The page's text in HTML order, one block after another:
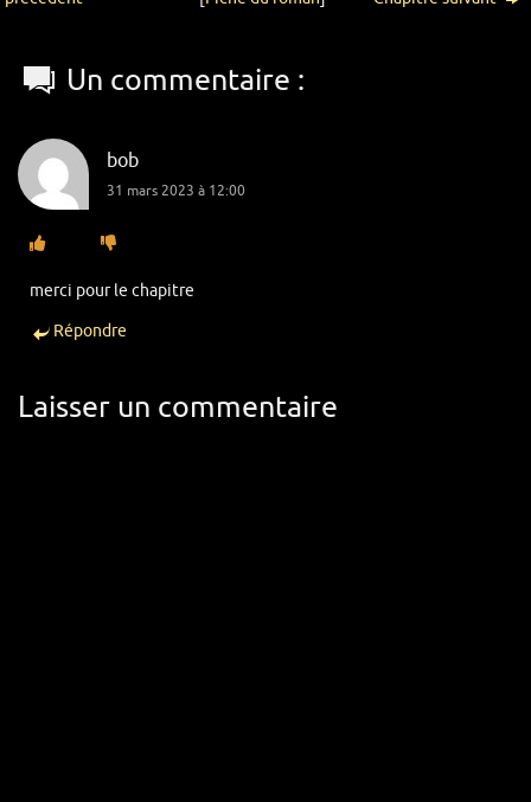
Un commentaire :
bob
31 mars 2023 à 12:00
merci pour le chapitre
Répondre
Laisser un commentaire